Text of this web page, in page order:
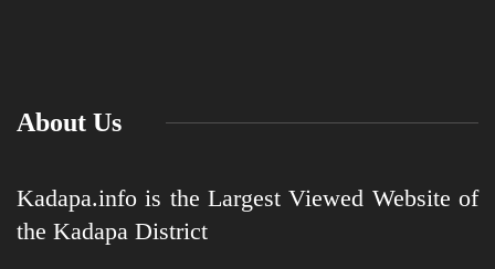
About Us
Kadapa.info is the Largest Viewed Website of
the Kadapa District